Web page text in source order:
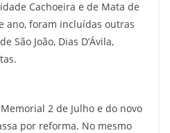
Cachoeira e de Mata de
ano, foram incluídas outras
São João, Dias D’Ávila,
2 de Julho e do novo
por reforma. No mesmo